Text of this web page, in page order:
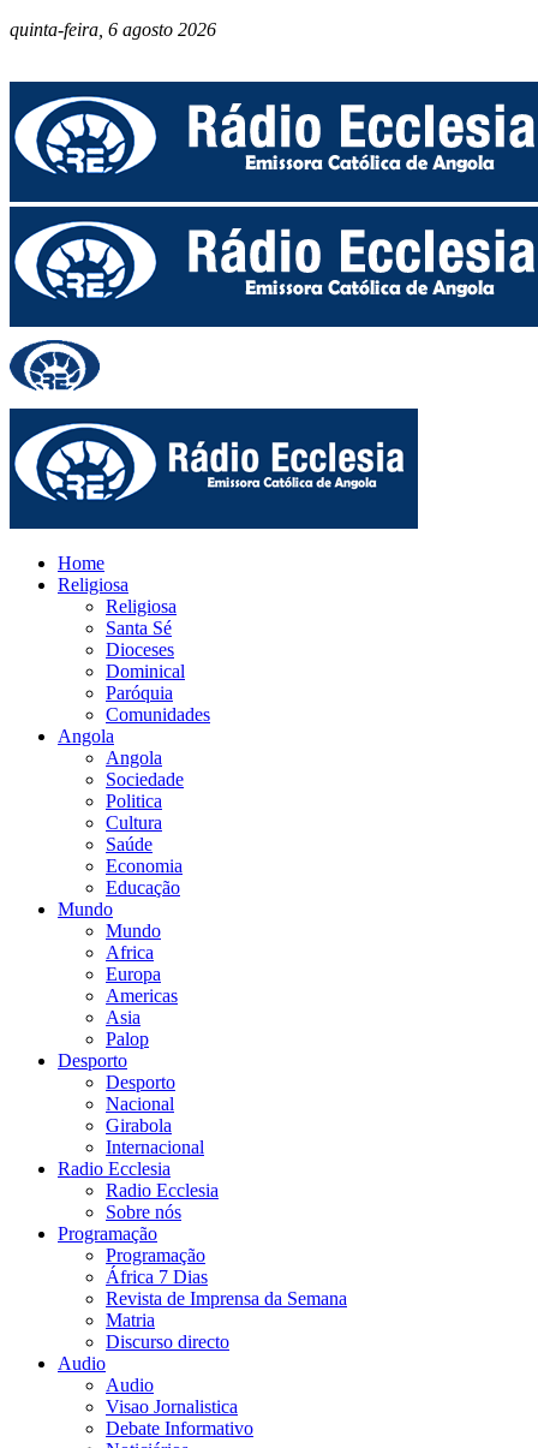
quinta-feira, 6 agosto 2026
Home
Religiosa
Religiosa
Santa Sé
Dioceses
Dominical
Paróquia
Comunidades
Angola
Angola
Sociedade
Politica
Cultura
Saúde
Economia
Educação
Mundo
Mundo
Africa
Europa
Americas
Asia
Palop
Desporto
Desporto
Nacional
Girabola
Internacional
Radio Ecclesia
Radio Ecclesia
Sobre nós
Programação
Programação
África 7 Dias
Revista de Imprensa da Semana
Matria
Discurso directo
Audio
Audio
Visao Jornalistica
Debate Informativo